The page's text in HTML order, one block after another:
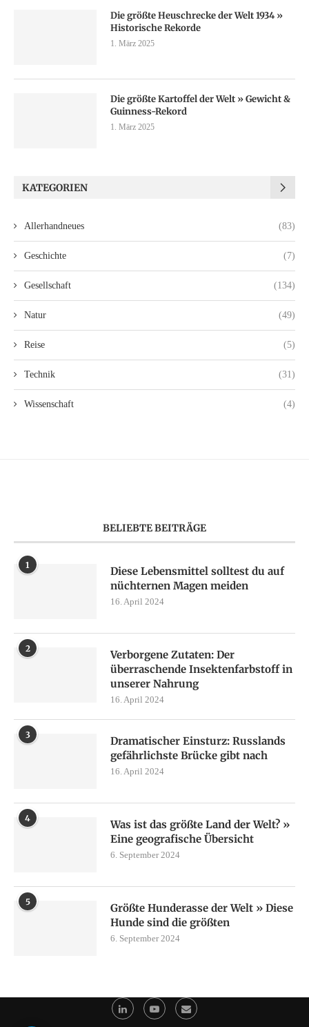
Die größte Heuschrecke der Welt 1934 »
Historische Rekorde
1. März 2025
Die größte Kartoffel der Welt » Gewicht &
Guinness-Rekord
1. März 2025
KATEGORIEN
Allerhandneues (83)
Geschichte (7)
Gesellschaft (134)
Natur (49)
Reise (5)
Technik (31)
Wissenschaft (4)
BELIEBTE BEITRÄGE
1
Diese Lebensmittel solltest du auf
nüchternen Magen meiden
16. April 2024
2
Verborgene Zutaten: Der
überraschende Insektenfarbstoff in
unserer Nahrung
16. April 2024
3
Dramatischer Einsturz: Russlands
gefährlichste Brücke gibt nach
16. April 2024
4
Was ist das größte Land der Welt? »
Eine geografische Übersicht
6. September 2024
5
Größte Hunderasse der Welt » Diese
Hunde sind die größten
6. September 2024